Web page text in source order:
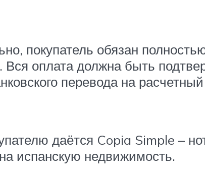
покупатель обязан
Вся оплата должна быть
перевода на
даётся Copia Simple –
испанскую недвижимость.